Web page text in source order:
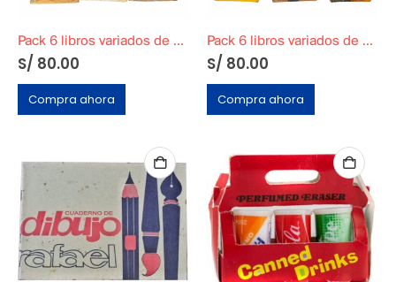
Pack 6 libros variados de Agatha Christie originales
S/ 80.00
Compra ahora
Pack 6 libros variados de Agatha Christie originales
S/ 80.00
Compra ahora